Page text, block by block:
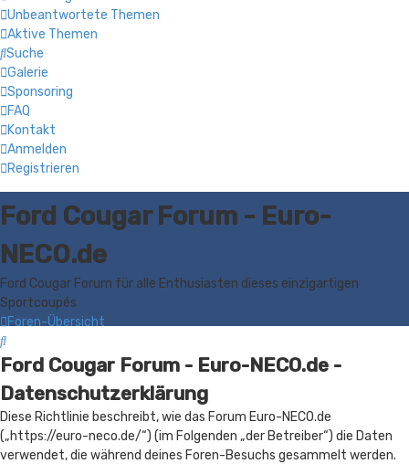
Unbeantwortete Themen
Aktive Themen
Suche
Galerie
Sponsoring
FAQ
Kontakt
Anmelden
Registrieren
Ford Cougar Forum - Euro-
NECO.de
Ford Cougar Forum für alle Enthusiasten dieses einzigartigen
Sportcoupés
Foren-Übersicht
Suche
Ford Cougar Forum - Euro-NECO.de -
Datenschutzerklärung
Diese Richtlinie beschreibt, wie das Forum Euro-NECO.de
(„https://euro-neco.de/“) (im Folgenden „der Betreiber“) die Daten
verwendet, die während deines Foren-Besuchs gesammelt werden.